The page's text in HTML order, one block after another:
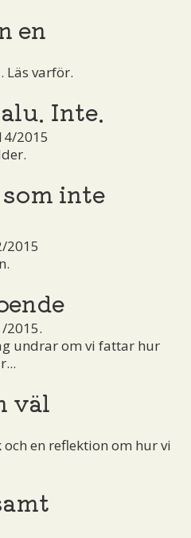
en
Läs varför.
Inte.
2015
inte
2015
2015.
undrar om vi fattar hur
väl
en reflektion om hur vi